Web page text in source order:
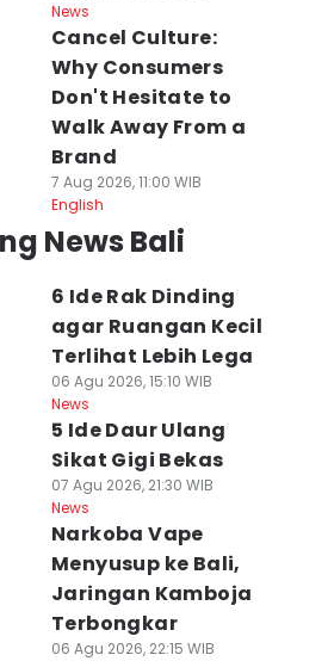
Misterius
Malam
Resahkan
di Marga
Agu 2026, 17:20 WIB
Menyerang Laki-
Laki, 2.893 Siswa
SD di Klungkung
Divaksin
07 Agu 2026, 13:22 WIB
News
Cancel Culture:
Why Consumers
Don't Hesitate to
Walk Away From a
Brand
7 Aug 2026, 11:00 WIB
English
News Bali
6 Ide Rak Dinding
agar Ruangan Kecil
Terlihat Lebih Lega
06 Agu 2026, 15:10 WIB
News
5 Ide Daur Ulang
Sikat Gigi Bekas
07 Agu 2026, 21:30 WIB
News
Narkoba Vape
Menyusup ke Bali,
Jaringan Kamboja
Terbongkar
06 Agu 2026, 22:15 WIB